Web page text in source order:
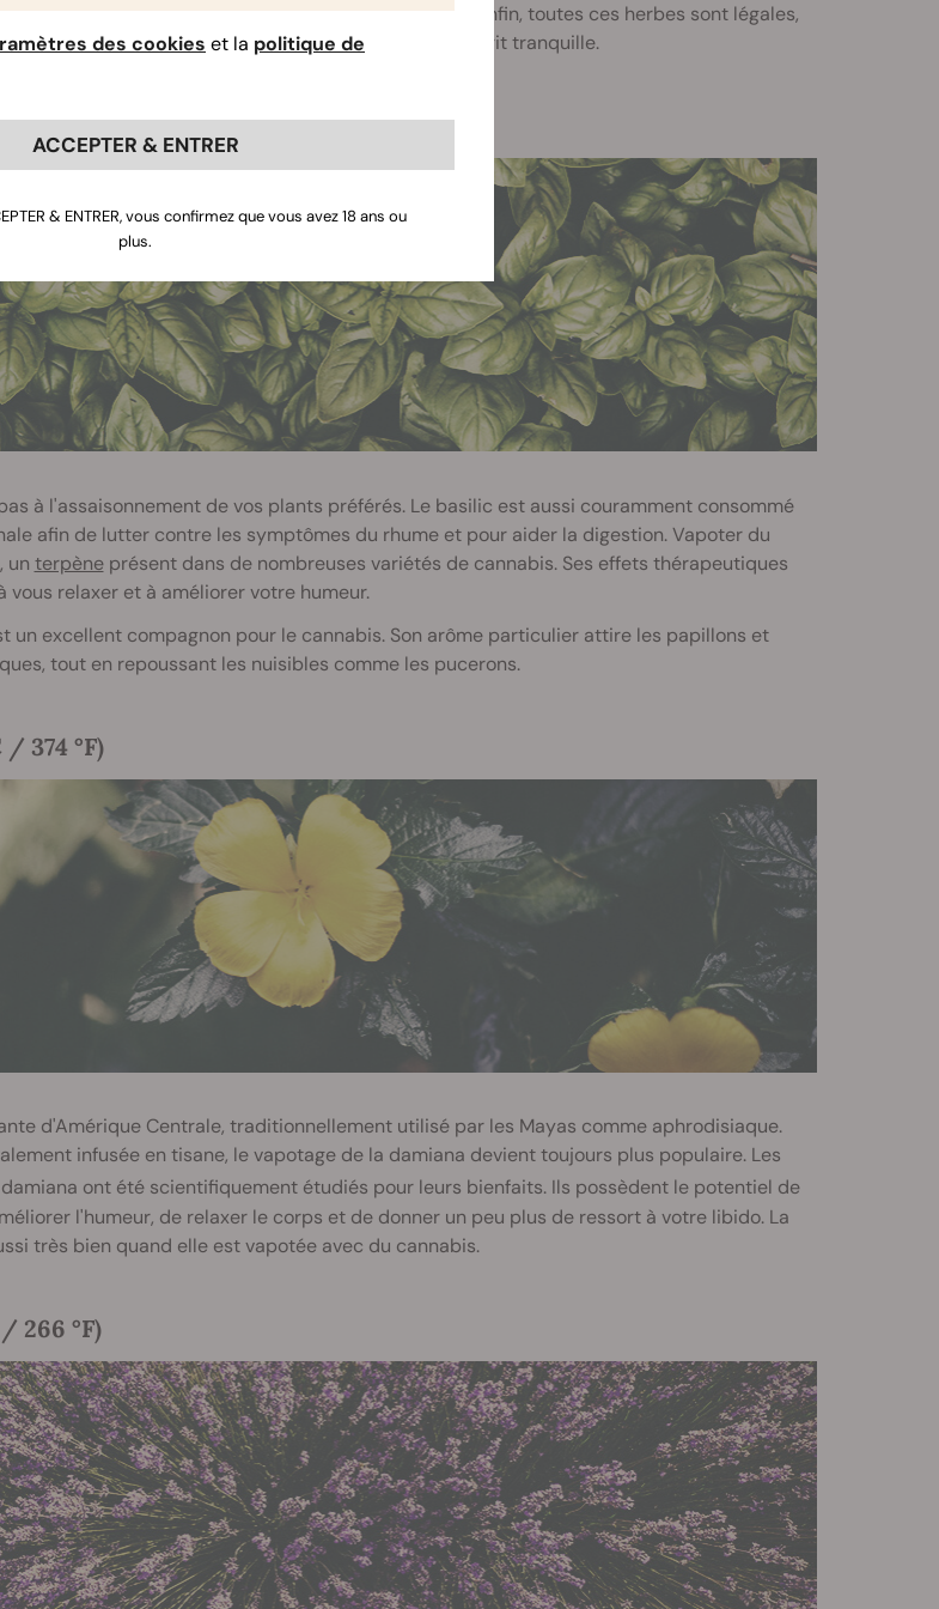
ou d'arrêter de fumer du cannabis ou de la nicotine. Enfin, toutes ces herbes sont légales,
peuvent être achetées et vaporisées tout en ayant l'esprit tranquille.
266 °F)
à l'assaisonnement de vos plants préférés. Le basilic est aussi couramment consommé
afin de lutter contre les symptômes du rhume et pour aider la digestion. Vapoter du
, un terpèneprésent dans de nombreuses variétés de cannabis. Ses effets thérapeutiques
vous relaxer et à améliorer votre humeur.
un excellent compagnon pour le cannabis. Son arôme particulier attire les papillons et
tout en repoussant les nuisibles comme les pucerons.
/ 374 °F)
d'Amérique Centrale, traditionnellement utilisé par les Mayas comme aphrodisiaque.
infusée en tisane, le vapotage de la damiana devient toujours plus populaire. Les
ont été scientifiquement étudiés pour leurs bienfaits. Ils possèdent le potentiel de
l'humeur, de relaxer le corps et de donner un peu plus de ressort à votre libido. La
très bien quand elle est vapotée avec du cannabis.
/ 266 °F)
des cookies et la politique de
ACCEPTER & ENTRER
& ENTRER, vous confirmez que vous avez 18 ans ou
plus.